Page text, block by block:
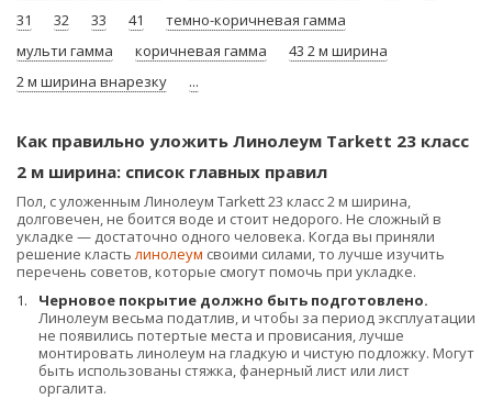
31
32 33 41
темно-коричневая гамма
мульти гамма
коричневая гамма
43 2 м ширина
2 м ширина внарезку
...
Как правильно уложить Линолеум Tarkett 23 класс
2 м ширина: список главных правил
Пол, с уложенным Линолеум Tarkett 23 класс 2 м ширина,
долговечен, не боится воде и стоит недорого. Не сложный в
укладке — достаточно одного человека. Когда вы приняли
решение кластьлинолеум своими силами, то лучше изучить
перечень советов, которые смогут помочь при укладке.
Черновое покрытие должно быть подготовлено.
Линолеум весьма податлив, и чтобы за период эксплуатации
не появились потертые места и провисания, лучше
монтировать линолеум на гладкую и чистую подложку. Могут
быть использованы стяжка, фанерный лист или лист
оргалита.